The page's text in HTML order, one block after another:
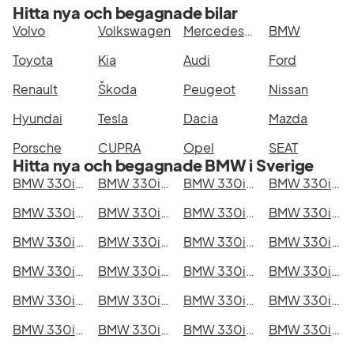
Hitta nya och begagnade bilar
Volvo Volkswagen Mercedes-Benz
BMW
Toyota
Kia Audi
Ford
Renault
Škoda Peugeot
Nissan
Hyundai
Tesla Dacia
Mazda
Porsche
CUPRA Opel SEAT
Hitta nya och begagnade BMW i Sverige
BMW 330i GT i Stockholm BMW 330i GT i Göteborg BMW 330i GT i Helsingborg
BMW 330i GT i Jönköping
BMW 330i GT i Malmö
BMW 330i GT i Örebro BMW 330i GT i Norrköping
BMW 330i GT i Linköping
BMW 330i GT i Uppsala
BMW 330i GT i Västerås BMW 330i GT i Halmstad
BMW 330i GT i Växjö
BMW 330i GT i Eskilstuna
BMW 330i GT i Kalmar BMW 330i GT i Karlskrona
BMW 330i GT i Karlstad
BMW 330i GT i Kristianstad
BMW 330i GT i Sundsvall BMW 330i GT i Umeå
BMW 330i GT i Varberg
BMW 330i GT i Borås
BMW 330i GT i Falkenberg BMW 330i GT i Gävle
BMW 330i GT i Luleå